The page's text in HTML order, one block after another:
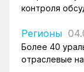
контроля
Регионы
Более 40
отраслевые